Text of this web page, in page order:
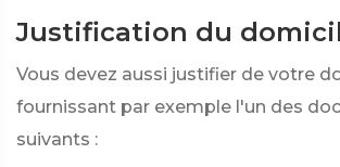
Justification du
Vous devez aussi justifier de votre
fournissant par exemple l'un des
suivants :